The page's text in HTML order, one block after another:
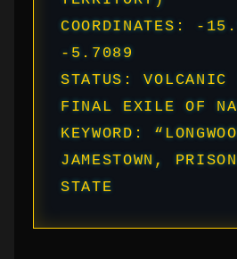
COORDINATES: -
-5.7089
STATUS:
FINAL EXILE OF
KEYWORD:
JAMESTOWN,
STATE